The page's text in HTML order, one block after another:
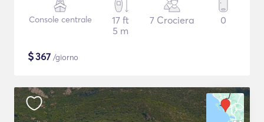
Console centrale
17 ft
5 m
7 Crociera 0
$367 /giorno